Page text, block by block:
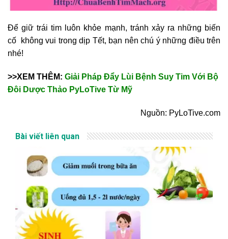
Để giữ trái tim luôn khỏe mạnh, tránh xảy ra những biến
cố không vui trong dịp Tết, bạn nên chú ý những điều trên
nhé!
>>XEM THÊM: Giải Pháp Đẩy Lùi Bệnh Suy Tim Với Bộ
Đôi Dược Thảo PyLoTive Từ Mỹ
Nguồn: PyLoTive.com
Bài viết liên quan